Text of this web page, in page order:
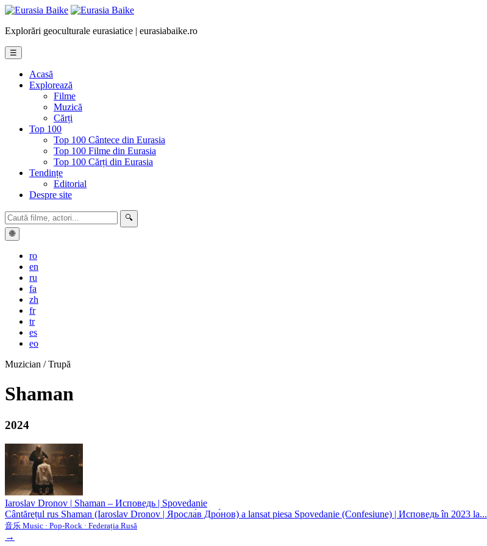
Explorări geoculturale eurasiatice | eurasiabaike.ro
☰
Acasă
Explorează
Filme
Muzică
Cărți
Top 100
Top 100 Cântece din Eurasia
Top 100 Filme din Eurasia
Top 100 Cărți din Eurasia
Tendințe
Editorial
Despre site
🔍
🌐
ro
en
ru
fa
zh
fr
tr
es
eo
Muzician / Trupă
Shaman
2024
Iaroslav Dronov | Shaman – Исповедь | Spovedanie
Cântărețul rus Shaman (Iaroslav Dronov | Яросла́в Дро́нов) a lansat piesa Spovedanie (Confesiune) | Исповедь în 2023 la...
音乐 Music · Pop-Rock · Federația Rusă
→